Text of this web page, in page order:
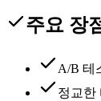
주요 장
A/B 테
정교한